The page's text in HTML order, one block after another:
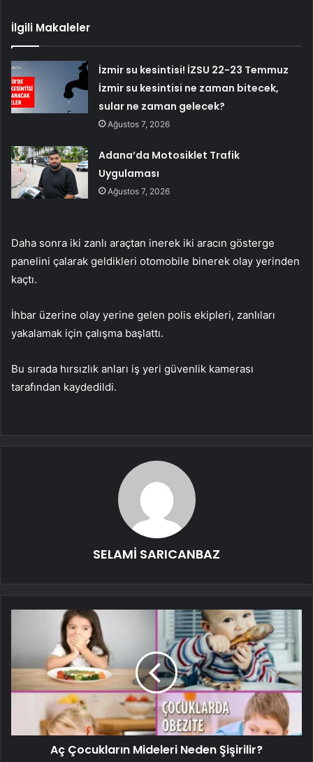
İlgili Makaleler
İzmir su kesintisi! İZSU 22-23 Temmuz
İzmir su kesintisi ne zaman bitecek,
sular ne zaman gelecek?
Ağustos 7, 2026
Adana’da Motosiklet Trafik
Uygulaması
Ağustos 7, 2026
Daha sonra iki zanlı araçtan inerek iki aracın gösterge
panelini çalarak geldikleri otomobile binerek olay yerinden
kaçtı.
İhbar üzerine olay yerine gelen polis ekipleri, zanlıları
yakalamak için çalışma başlattı.
Bu sırada hırsızlık anları iş yeri güvenlik kamerası
tarafından kaydedildi.
SELAMİ SARICANBAZ
Aç Çocukların Mideleri Neden Şişirilir?